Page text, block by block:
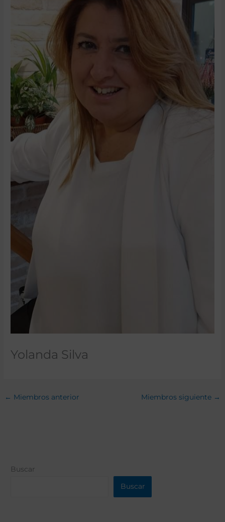
Yolanda Silva
← Miembros anterior Miembros siguiente →
Buscar
Buscar